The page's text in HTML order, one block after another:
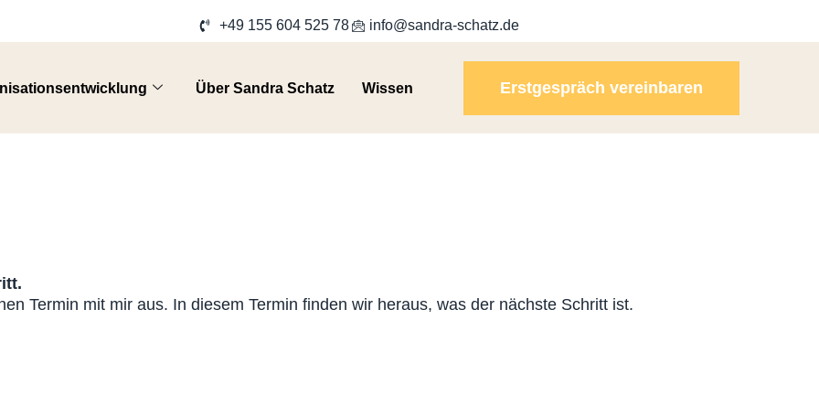
+49 155 604 525 78 info@sandra-schatz.de
Über Sandra Schatz Wissen Erstgespräch vereinbaren
Termin mit mir aus. In diesem Termin finden wir heraus, was der nächste Schritt ist.